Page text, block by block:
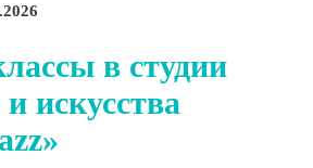
в студии
искусства